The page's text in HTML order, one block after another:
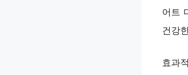
어트
건강
효과